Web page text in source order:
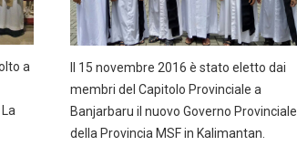
a
Il 15 novembre 2016 è stato eletto dai
membri del Capitolo Provinciale a
Banjarbaru il nuovo Governo Provinciale
della Provincia MSF in Kalimantan.